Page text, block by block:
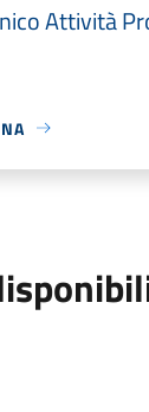
Attività